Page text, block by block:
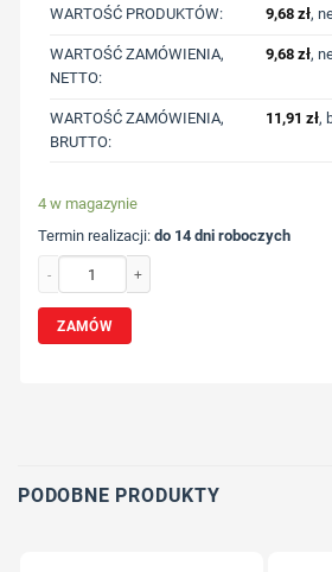
WARTOŚĆ PRODUKTÓW: 9,68 zł,
WARTOŚĆ ZAMÓWIENIA,
NETTO:
9,68 zł,
WARTOŚĆ ZAMÓWIENIA,
BRUTTO:
11,91 zł,
4 w magazynie
Termin realizacji:do 14 dni roboczych
ZAMÓW
PODOBNE PRODUKTY